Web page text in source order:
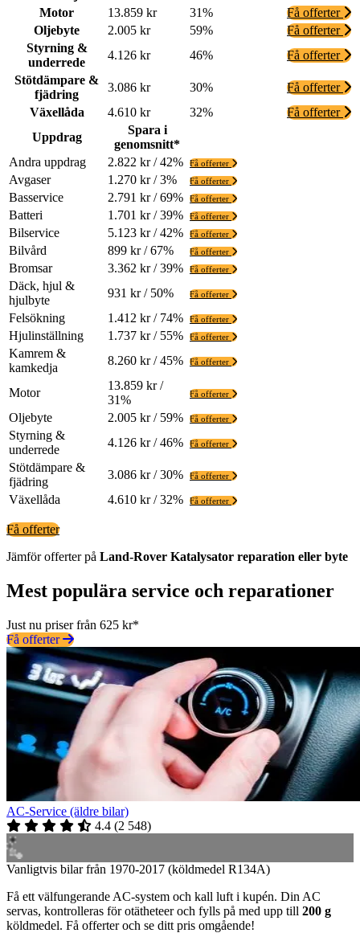
Motor
13.859 kr 31%
Få offerter
Oljebyte
2.005 kr 59%
Få offerter
Styrning &
underrede
4.126 kr 46%
Få offerter
Stötdämpare &
fjädring
3.086 kr 30%
Få offerter
Växellåda
4.610 kr 32%
Få offerter
Uppdrag
Spara i
genomsnitt*
Andra uppdrag
2.822 kr / 42% Få offerter
Avgaser 1.270 kr / 3% Få offerter
Basservice 2.791 kr / 69% Få offerter
Batteri 1.701 kr / 39% Få offerter
Bilservice 5.123 kr / 42% Få offerter
Bilvård 899 kr / 67% Få offerter
Bromsar 3.362 kr / 39% Få offerter
Däck, hjul &
hjulbyte
931 kr / 50% Få offerter
Felsökning 1.412 kr / 74% Få offerter
Hjulinställning 1.737 kr / 55% Få offerter
Kamrem &
kamkedja
8.260 kr / 45% Få offerter
Motor
13.859 kr /
31%
Få offerter
Oljebyte 2.005 kr / 59% Få offerter
Styrning &
underrede
4.126 kr / 46% Få offerter
Stötdämpare &
fjädring
3.086 kr / 30% Få offerter
Växellåda 4.610 kr / 32% Få offerter
Få offerter
Jämför offerter på Land-Rover Katalysator reparation eller byte
Mest populära service och reparationer
Just nu priser från 625 kr*
Få offerter
AC-Service (äldre bilar)
4.4 (2 548)
Vanligtvis bilar från 1970-2017 (köldmedel R134A)
Få ett välfungerande AC-system och kall luft i kupén. Din AC
servas, kontrolleras för otätheteer och fylls på med upp till 200 g
köldmedel. Få offerter och se ditt pris omgående!